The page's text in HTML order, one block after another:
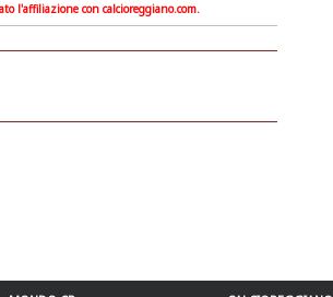
l'affiliazione con calcioreggiano.com.